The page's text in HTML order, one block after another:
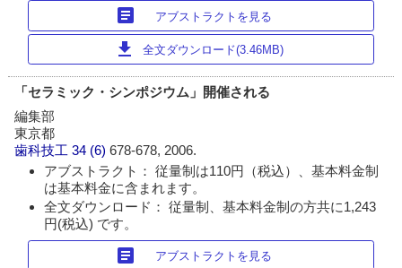
article アブストラクトを見る
download 全文ダウンロード(3.46MB)
「セラミック・シンポジウム」開催される
編集部
東京都
歯科技工 34 (6)678-678, 2006.
アブストラクト： 従量制は110円（税込）、基本料金制
は基本料金に含まれます。
全文ダウンロード： 従量制、基本料金制の方共に1,243
円(税込) です。
article アブストラクトを見る